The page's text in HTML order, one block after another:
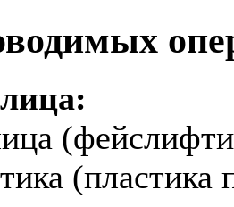
(пластика